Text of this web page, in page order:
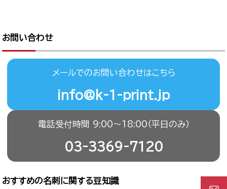
お問い合わせ
メールでのお問い合わせはこちら
info@k-1-print.jp
電話受付時間 9:00〜18:00（平日のみ）
03-3369-7120
おすすめの名刺に関する豆知識